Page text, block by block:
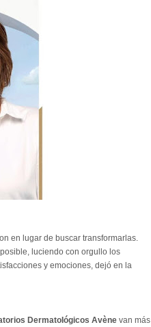
en lugar de buscar transformarlas.
luciendo con orgullo los
y emociones, dejó en la
DermatoIógicos Avène van más